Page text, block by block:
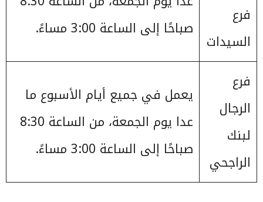
فرع
السيدات
صباحًا إلى الساعة 3:00 مساءً.
فرع
الرجال
لبنك
الراجحي
يعمل في جميع أيام الأسبوع ما
عدا يوم الجمعة، من الساعة 8:30
صباحًا إلى الساعة 3:00 مساءً.